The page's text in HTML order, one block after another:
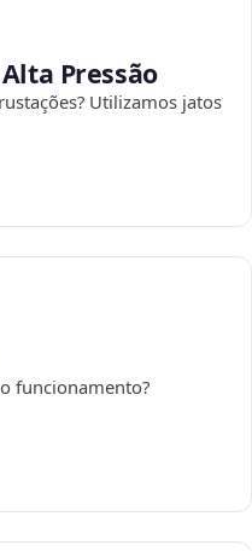
Pressão
Utilizamos jatos
funcionamento?